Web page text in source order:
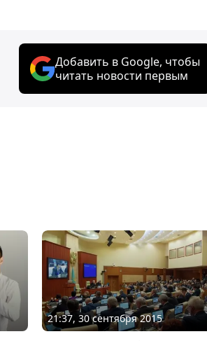
Добавить в Google, чтобы
читать новости первым
21:37, 30 сентября 2015